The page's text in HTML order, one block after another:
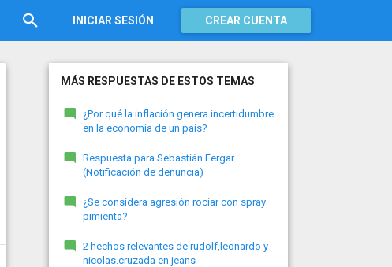
INICIAR SESIÓN CREAR CUENTA
MÁS RESPUESTAS DE ESTOS TEMAS
¿Por qué la inflación genera incertidumbre
en la economía de un país?
Respuesta para Sebastián Fergar
(Notificación de denuncia)
¿Se considera agresión rociar con spray
pimienta?
2 hechos relevantes de rudolf,leonardo y
nicolas.cruzada en jeans